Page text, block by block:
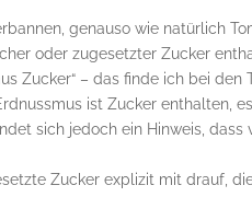
genauso wie natürlich
oder zugesetzter Zucker
Zucker“ – das finde ich bei den
ist Zucker enthalten,
sich jedoch ein Hinweis, dass
Zucker explizit mit drauf,